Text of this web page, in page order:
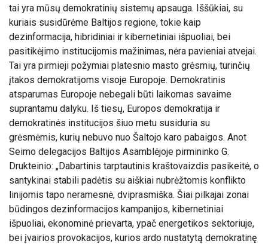
tai yra mūsų demokratinių sistemų apsauga. Iššūkiai, su
kuriais susidūrėme Baltijos regione, tokie kaip
dezinformacija, hibridiniai ir kibernetiniai išpuoliai, bei
pasitikėjimo institucijomis mažinimas, nėra pavieniai atvejai.
Tai yra pirmieji požymiai platesnio masto grėsmių, turinčių
įtakos demokratijoms visoje Europoje. Demokratinis
atsparumas Europoje nebegali būti laikomas savaime
suprantamu dalyku. Iš tiesų, Europos demokratija ir
demokratinės institucijos šiuo metu susiduria su
grėsmėmis, kurių nebuvo nuo Šaltojo karo pabaigos. Anot
Seimo delegacijos Baltijos Asamblėjoje pirmininko G.
Drukteinio: „Dabartinis tarptautinis kraštovaizdis pasikeitė, o
santykinai stabili padėtis su aiškiai nubrėžtomis konflikto
linijomis tapo neramesnė, dviprasmiška. Šiai pilkajai zonai
būdingos dezinformacijos kampanijos, kibernetiniai
išpuoliai, ekonominė prievarta, ypač energetikos sektoriuje,
bei įvairios provokacijos, kurios ardo nustatytą demokratinę